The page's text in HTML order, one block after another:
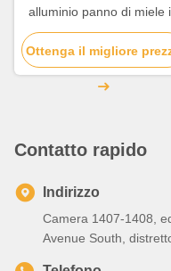
alluminio panno di miele in
sandwich per la
degli edifici
Ottenga il migliore
Contatto rapido
Indirizzo
Camera 1407-1408,
Avenue South,